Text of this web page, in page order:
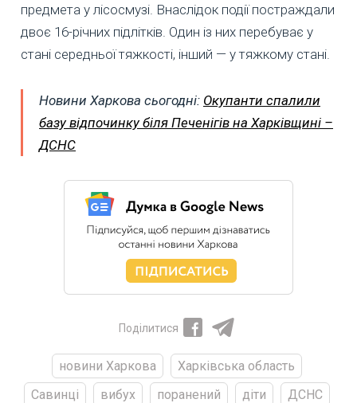
предмета у лісосмузі. Внаслідок події постраждали
двоє 16-річних підлітків. Один із них перебуває у
стані середньої тяжкості, інший — у тяжкому стані.
Новини Харкова сьогодні: Окупанти спалили
базу відпочинку біля Печенігів на Харківщині –
ДСНС
Поділитися
новини Харкова
Харківська область
Савинці
вибух поранений діти
ДСНС